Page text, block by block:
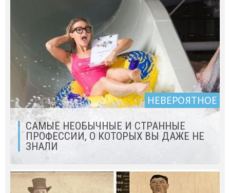
НЕВЕРОЯТНОЕ
САМЫЕ НЕОБЫЧНЫЕ И СТРАННЫЕ
ПРОФЕССИИ, О КОТОРЫХ ВЫ ДАЖЕ НЕ
ЗНАЛИ